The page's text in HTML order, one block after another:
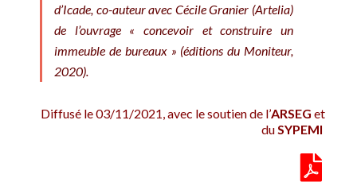
d’Icade, co-auteur avec Cécile Granier (Artelia)
de l’ouvrage « concevoir et construire un
immeuble de bureaux » (éditions du Moniteur,
2020).
Diffusé le 03/11/2021, avec le soutien de l’ARSEG et
duSYPEMI